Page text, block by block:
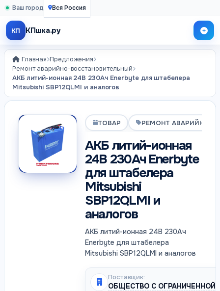
Ваш город Вся Россия
КП КПшка.ру
Главная Предложения
Ремонт аварийно-восстановительный
АКБ литий-ионная 24В 230Ач Enerbyte для штабелера
Mitsubishi SBP12QLMI и аналогов
ТОВАР РЕМОНТ АВАРИЙНО-
АКБ литий-ионная
24В 230Ач Enerbyte
для штабелера
Mitsubishi
SBP12QLMI и
аналогов
АКБ литий-ионная 24В 230Ач
Enerbyte для штабелера
Mitsubishi SBP12QLMI и аналогов
Поставщик:
ОБЩЕСТВО С ОГРАНИЧЕННОЙ